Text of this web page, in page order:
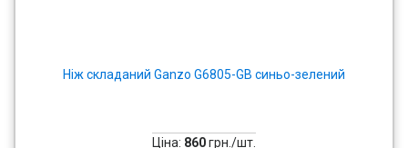
Ніж складаний Ganzo G6805-GB синьо-зелений
Ціна: 860грн./шт.